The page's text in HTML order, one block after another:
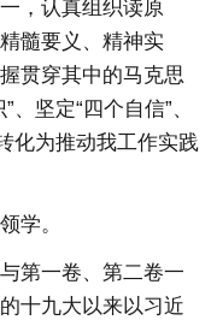
，认真组织读原
髓要义、精神实
贯穿其中的马克思
坚定“四个自信”、
化为推动我工作实践
学。
第一卷、第二卷一
十九大以来以习近